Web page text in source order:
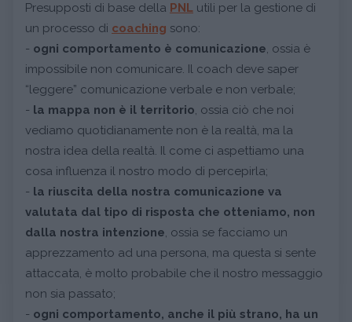
Presupposti di base della PNL utili per la gestione di
un processo di coaching sono:
- ogni comportamento è comunicazione, ossia è
impossibile non comunicare. Il coach deve saper
“leggere” comunicazione verbale e non verbale;
- la mappa non è il territorio, ossia ciò che noi
vediamo quotidianamente non è la realtà, ma la
nostra idea della realtà. Il come ci aspettiamo una
cosa influenza il nostro modo di percepirla;
- la riuscita della nostra comunicazione va
valutata dal tipo di risposta che otteniamo, non
dalla nostra intenzione, ossia se facciamo un
apprezzamento ad una persona, ma questa si sente
attaccata, è molto probabile che il nostro messaggio
non sia passato;
- ogni comportamento, anche il più strano, ha un